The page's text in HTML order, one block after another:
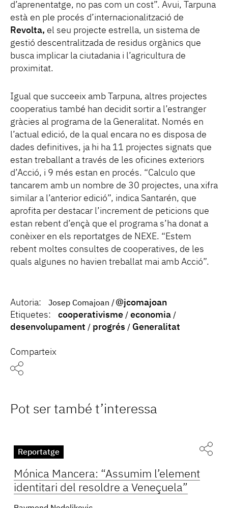
d’aprenentatge, no pas com un cost”. Avui, Tarpuna
està en ple procés d’internacionalització de
Revolta, el seu projecte estrella, un sistema de
gestió descentralitzada de residus orgànics que
busca implicar la ciutadania i l’agricultura de
proximitat.
Igual que succeeix amb Tarpuna, altres projectes
cooperatius també han decidit sortir a l’estranger
gràcies al programa de la Generalitat. Només en
l’actual edició, de la qual encara no es disposa de
dades definitives, ja hi ha 11 projectes signats que
estan treballant a través de les oficines exteriors
d’Acció, i 9 més estan en procés. “Calculo que
tancarem amb un nombre de 30 projectes, una xifra
similar a l’anterior edició”, indica Santarén, que
aprofita per destacar l’increment de peticions que
estan rebent d’ençà que el programa s’ha donat a
conèixer en els reportatges de NEXE. “Estem
rebent moltes consultes de cooperatives, de les
quals algunes no havien treballat mai amb Acció”.
Autoria: Josep Comajoan
@jcomajoan
Etiquetes:
cooperativisme
economia
desenvolupament
progrés Generalitat
Comparteix
Pot ser també t’interessa
Reportatge
Mónica Mancera: “Assumim l’element
identitari del resoldre a Veneçuela”